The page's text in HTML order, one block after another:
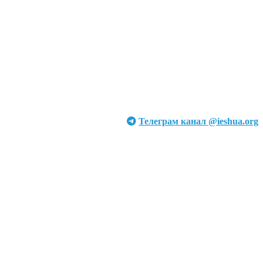
Телеграм канал @ieshua.org